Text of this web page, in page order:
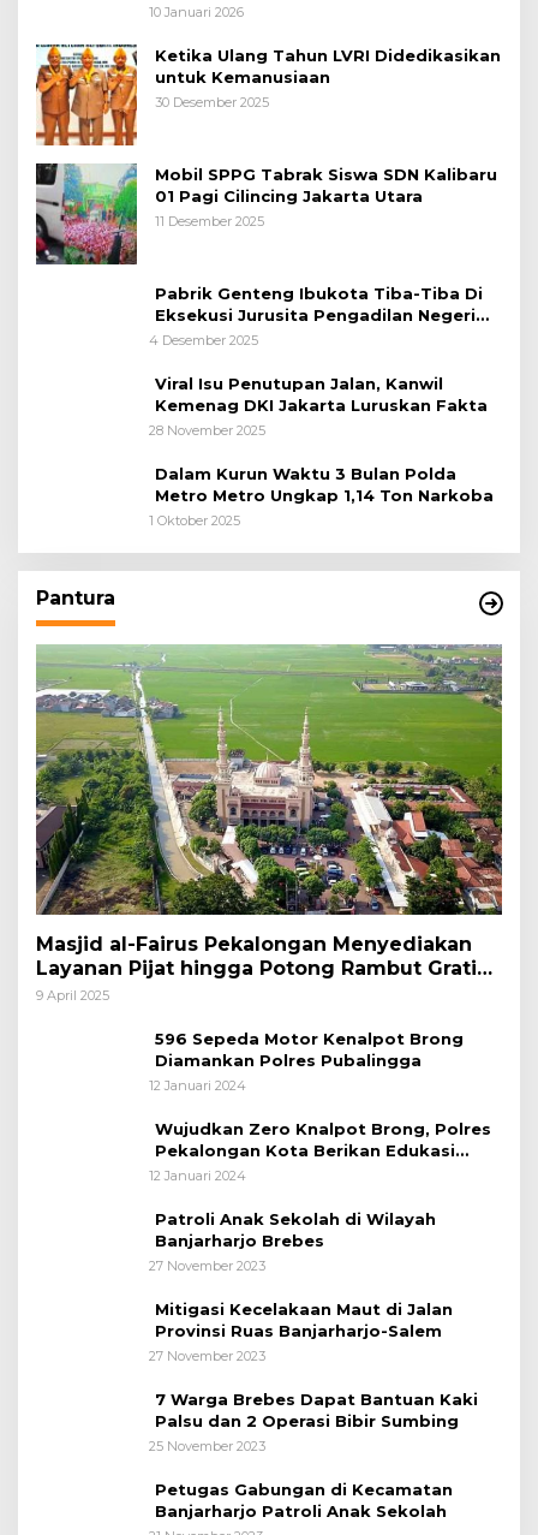
10 Januari 2026
Ketika Ulang Tahun LVRI Didedikasikan
untuk Kemanusiaan
30 Desember 2025
Mobil SPPG Tabrak Siswa SDN Kalibaru
01 Pagi Cilincing Jakarta Utara
11 Desember 2025
Pabrik Genteng Ibukota Tiba-Tiba Di
Eksekusi Jurusita Pengadilan Negeri
Tangerang, Diduga Cacat Hukum Sejak
4 Desember 2025
Viral Isu Penutupan Jalan, Kanwil
Kemenag DKI Jakarta Luruskan Fakta
28 November 2025
Dalam Kurun Waktu 3 Bulan Polda
Metro Metro Ungkap 1,14 Ton Narkoba
1 Oktober 2025
Pantura
Masjid al-Fairus Pekalongan Menyediakan
Layanan Pijat hingga Potong Rambut Gratis
bagi Pemudik Lebaran 2025
9 April 2025
596 Sepeda Motor Kenalpot Brong
Diamankan Polres Pubalingga
12 Januari 2024
Wujudkan Zero Knalpot Brong, Polres
Pekalongan Kota Berikan Edukasi
Kepada Pelajar
12 Januari 2024
Patroli Anak Sekolah di Wilayah
Banjarharjo Brebes
27 November 2023
Mitigasi Kecelakaan Maut di Jalan
Provinsi Ruas Banjarharjo-Salem
27 November 2023
7 Warga Brebes Dapat Bantuan Kaki
Palsu dan 2 Operasi Bibir Sumbing
25 November 2023
Petugas Gabungan di Kecamatan
Banjarharjo Patroli Anak Sekolah